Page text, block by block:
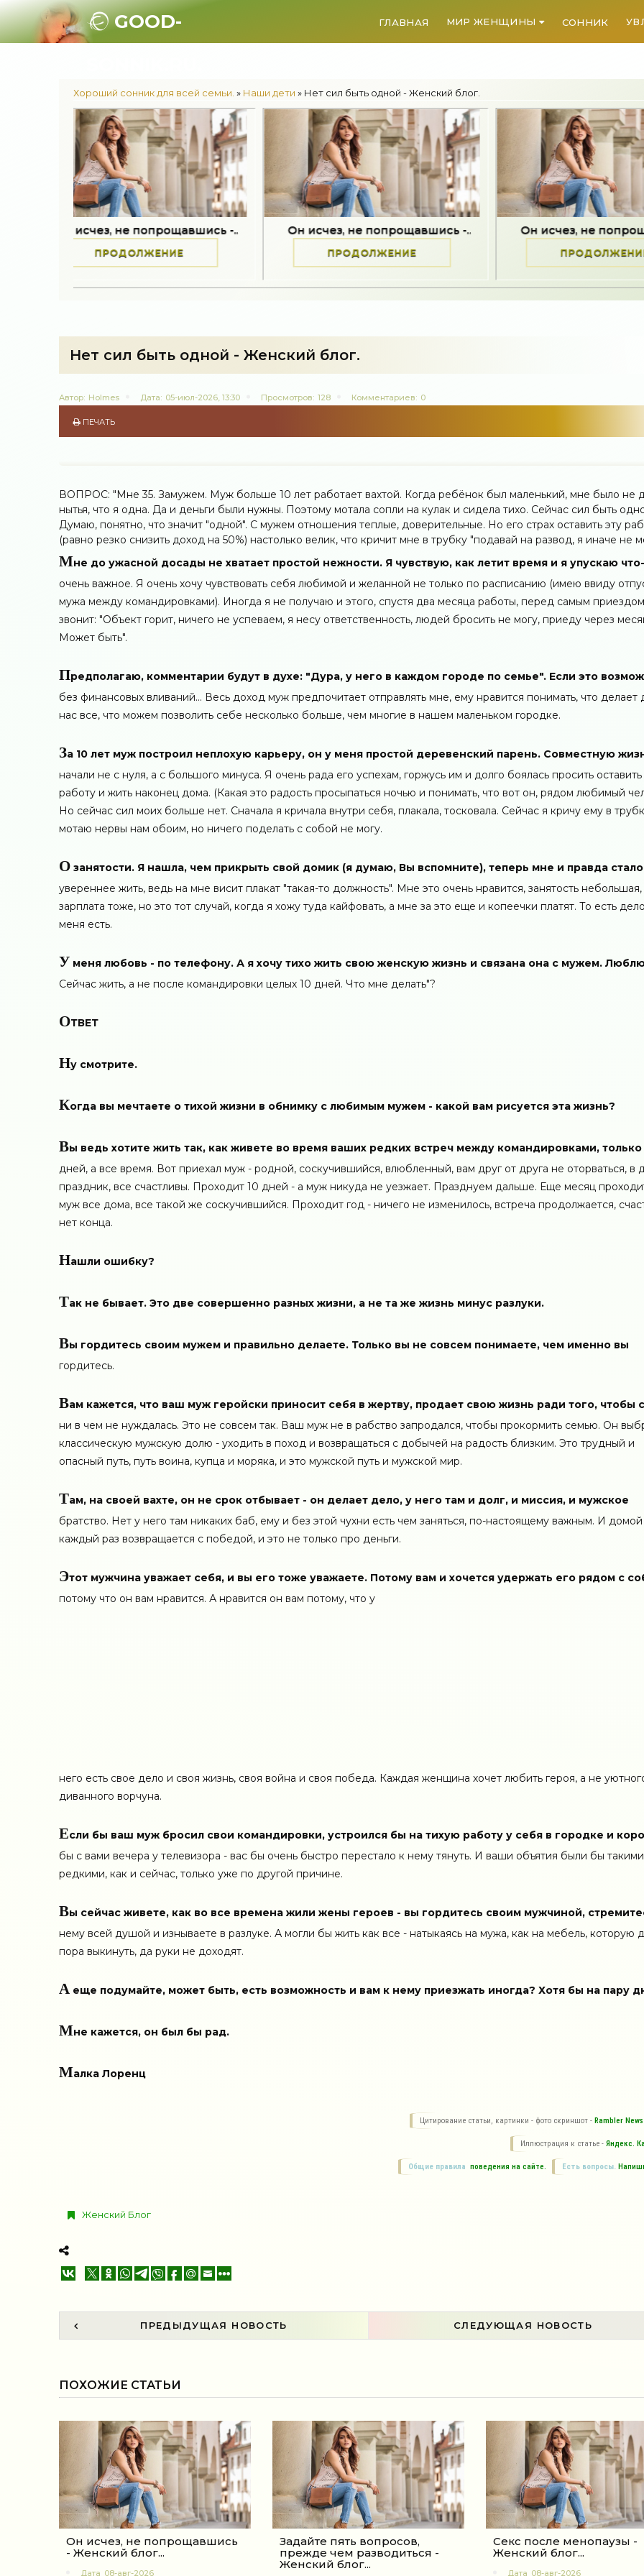
GOOD-
ГЛАВНАЯ МИР ЖЕНЩИНЫ СОННИК
Хороший сонник для всей семьи. » Наши дети » Нет сил быть одной - Женский блог.
исчез, не попрощавшись -..
ПРОДОЛЖЕНИЕ
Он исчез, не попрощавшись -..
ПРОДОЛЖЕНИЕ
Он исчез, не попрощавшись -..
ПРОДОЛЖЕНИЕ
Нет сил быть одной - Женский блог.
Автор: Holmes Дата: 05-июл-2026, 13:30 Просмотров: 128 Комментариев: 0
ПЕЧАТЬ
ВОПРОС: "Мне 35. Замужем. Муж больше 10 лет работает вахтой. Когда ребёнок был маленький, мне было не
нытья, что я одна. Да и деньги были нужны. Поэтому мотала сопли на кулак и сидела тихо. Сейчас сил быть
Думаю, понятно, что значит "одной". С мужем отношения теплые, доверительные. Но его страх оставить эту
(равно резко снизить доход на 50%) настолько велик, что кричит мне в трубку "подавай на развод, я иначе не
Мне до ужасной досады не хватает простой нежности. Я чувствую, как летит время и я упускаю
очень важное. Я очень хочу чувствовать себя любимой и желанной не только по расписанию (имею ввиду
мужа между командировками). Иногда я не получаю и этого, спустя два месяца работы, перед самым приездом
звонит: "Объект горит, ничего не успеваем, я несу ответственность, людей бросить не могу, приеду через
Может быть".
Предполагаю, комментарии будут в духе: "Дура, у него в каждом городе по семье". Если это
без финансовых вливаний... Весь доход муж предпочитает отправлять мне, ему нравится понимать, что делает
нас все, что можем позволить себе несколько больше, чем многие в нашем маленьком городке.
За 10 лет муж построил неплохую карьеру, он у меня простой деревенский парень. Совместную
начали не с нуля, а с большого минуса. Я очень рада его успехам, горжусь им и долго боялась просить оставить
работу и жить наконец дома. (Какая это радость просыпаться ночью и понимать, что вот он, рядом любимый
Но сейчас сил моих больше нет. Сначала я кричала внутри себя, плакала, тосковала. Сейчас я кричу ему в
мотаю нервы нам обоим, но ничего поделать с собой не могу.
О занятости. Я нашла, чем прикрыть свой домик (я думаю, Вы вспомните), теперь мне и правда стало
увереннее жить, ведь на мне висит плакат "такая-то должность". Мне это очень нравится, занятость небольшая,
зарплата тоже, но это тот случай, когда я хожу туда кайфовать, а мне за это еще и копеечки платят. То есть
меня есть.
У меня любовь - по телефону. А я хочу тихо жить свою женскую жизнь и связана она с мужем.
Сейчас жить, а не после командировки целых 10 дней. Что мне делать"?
ОТВЕТ
Ну смотрите.
Когда вы мечтаете о тихой жизни в обнимку с любимым мужем - какой вам рисуется эта жизнь?
Вы ведь хотите жить так, как живете во время ваших редких встреч между командировками, только
дней, а все время. Вот приехал муж - родной, соскучившийся, влюбленный, вам друг от друга не оторваться, в
праздник, все счастливы. Проходит 10 дней - а муж никуда не уезжает. Празднуем дальше. Еще месяц
муж все дома, все такой же соскучившийся. Проходит год - ничего не изменилось, встреча продолжается,
нет конца.
Нашли ошибку?
Так не бывает. Это две совершенно разных жизни, а не та же жизнь минус разлуки.
Вы гордитесь своим мужем и правильно делаете. Только вы не совсем понимаете, чем именно вы
гордитесь.
Вам кажется, что ваш муж геройски приносит себя в жертву, продает свою жизнь ради того, чтобы
ни в чем не нуждалась. Это не совсем так. Ваш муж не в рабство запродался, чтобы прокормить семью. Он
классическую мужскую долю - уходить в поход и возвращаться с добычей на радость близким. Это трудный и
опасный путь, путь воина, купца и моряка, и это мужской путь и мужской мир.
Там, на своей вахте, он не срок отбывает - он делает дело, у него там и долг, и миссия, и мужское
братство. Нет у него там никаких баб, ему и без этой чухни есть чем заняться, по-настоящему важным. И
каждый раз возвращается с победой, и это не только про деньги.
Этот мужчина уважает себя, и вы его тоже уважаете. Потому вам и хочется удержать его рядом с
потому что он вам нравится. А нравится он вам потому, что у
него есть свое дело и своя жизнь, своя война и своя победа. Каждая женщина хочет любить героя, а не
диванного ворчуна.
Если бы ваш муж бросил свои командировки, устроился бы на тихую работу у себя в городке и
бы с вами вечера у телевизора - вас бы очень быстро перестало к нему тянуть. И ваши объятия были бы
редкими, как и сейчас, только уже по другой причине.
Вы сейчас живете, как во все времена жили жены героев - вы гордитесь своим мужчиной,
нему всей душой и изнываете в разлуке. А могли бы жить как все - натыкаясь на мужа, как на мебель, которую
пора выкинуть, да руки не доходят.
А еще подумайте, может быть, есть возможность и вам к нему приезжать иногда? Хотя бы на пару
Мне кажется, он был бы рад.
Малка Лоренц
Цитирование статьи, картинки - фото скриншот -Rambler
Иллюстрация к статье -Яндекс.
Есть вопросы.
Общие правила поведения на сайте.
Женский Блог
ПРЕДЫДУЩАЯ НОВОСТЬ СЛЕДУЮЩАЯ НОВОСТЬ
ПОХОЖИЕ СТАТЬИ
Он исчез, не попрощавшись
- Женский блог...
Дата 08-авг-2026
Задайте пять вопросов,
прежде чем разводиться -
Женский блог...
Секс после менопаузы -
Женский блог...
Дата 08-авг-2026